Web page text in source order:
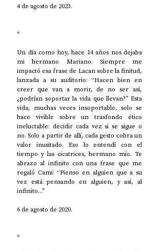
4 de agosto de 2023.
*
Un día como hoy, hace 14 años nos dejaba
mi hermano Mariano. Siempre me
impactó esa frase de Lacan sobre la finitud,
lanzada a su auditorio: “Hacen bien en
creer que van a morir, de no ser así,
¿podrían soportar la vida que llevan?” Esta
vida, muchas veces insoportable, solo se
hace vivible sobre un trasfondo ético
ineluctable: decidir cada vez si se sigue o
no. Solo a partir de allí, cada gesto cobra un
valor inusitado. Eso lo entendí con el
tiempo y las cicatrices, hermano mío. Te
abrazo al infinito con una frase que me
regaló Cami: “Pienso en alguien que a su
vez está pensando en alguien, y así, al
infinito...”
6 de agosto de 2020.
*